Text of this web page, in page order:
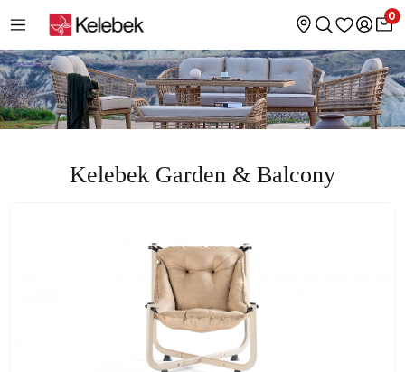
0
Kelebek Garden & Balcony